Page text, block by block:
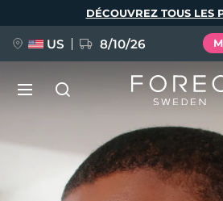
DÉCOUVREZ TOUS LES
US 8/10/26
NOUVEAU
BREAKING NEWS
Langue